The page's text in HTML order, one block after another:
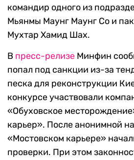
командир одного из
Мьянмы Маунг Маунг Со и
Мухтар Хамид Шах.
В пресс-релизе Минфин
попал под санкции из-за
песка для реконструкции
конкурсе участвовали
«Обуховское
карьер». После анонимной
«Мостовском карьере»
проверки. При этом